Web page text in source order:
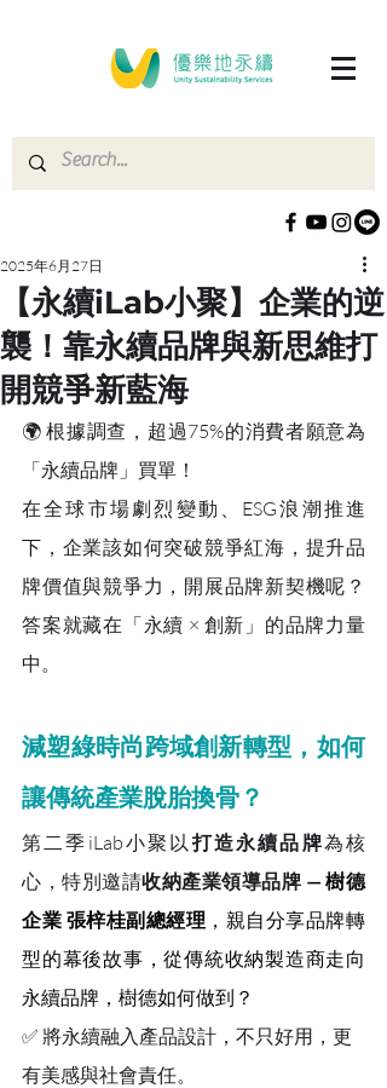
【永續iLab小聚】企業的逆
襲！靠永續品牌與新思維打
開競爭新藍海
2025年6月27日
🌍 根據調查，超過75%的消費者願意為
「永續品牌」買單！
在全球市場劇烈變動、ESG浪潮推進
下，企業該如何突破競爭紅海，提升品
牌價值與競爭力，開展品牌新契機呢？
答案就藏在「永續 × 創新」的品牌力量
中。
減塑綠時尚跨域創新轉型，如何
讓傳統產業脫胎換骨？
第二季iLab小聚以打造永續品牌為核
心，特別邀請收納產業領導品牌 — 樹德
企業 張梓桂副總經理 ，親自分享品牌轉
型的幕後故事，從傳統收納製造商走向
永續品牌，樹德如何做到？
✅ 將永續融入產品設計，不只好用，更
有美感與社會責任。